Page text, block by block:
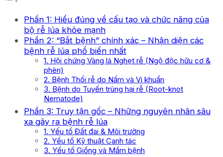
Phần 1: Hiểu đúng về cấu tạo và chức năng của
bộ rễ lúa khỏe mạnh
Phần 2: “Bắt bệnh” chính xác – Nhận diện các
bệnh rễ lúa phổ biến nhất
1. Hội chứng Vàng lá Nghẹt rễ (Ngộ độc hữu cơ &
phèn)
2. Bệnh Thối rễ do Nấm và Vi khuẩn
3. Bệnh do Tuyến trùng hại rễ (Root-knot
Nematode)
Phần 3: Truy tận gốc – Những nguyên nhân sâu
xa gây ra bệnh rễ lúa
1. Yếu tố Đất đai & Môi trường
2. Yếu tố Kỹ thuật Canh tác
3. Yếu tố Giống và Mầm bệnh